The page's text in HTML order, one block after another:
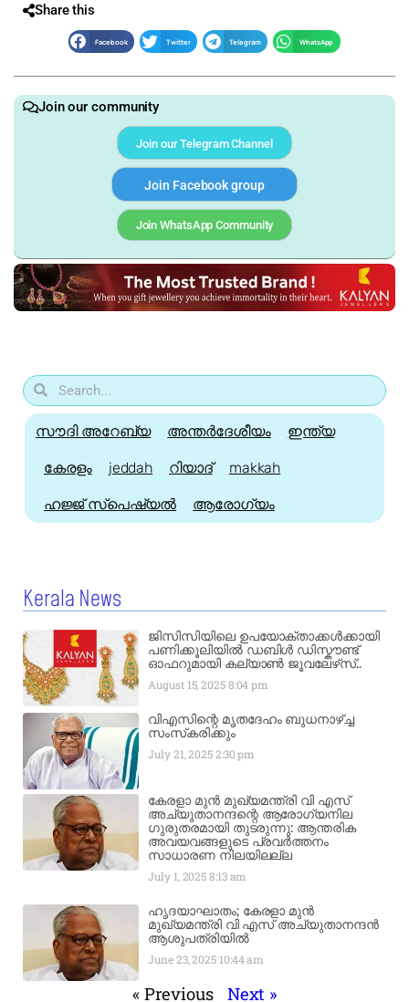
Share this
Facebook Twitter Telegram WhatsApp
Join our community
Join our Telegram Channel
Join Facebook group
Join WhatsApp Community
സൗദി അറേബ്യ അന്തർദേശീയം ഇന്ത്യ
കേരളം jeddah റിയാദ് makkah
ഹജ്ജ്‌ സ്പെഷ്യൽ ആരോഗ്യം
Kerala News
ജിസിസിയിലെ ഉപയോക്താക്കൾക്കായി
പണിക്കൂലിയിൽ ഡബിൾ ഡിസ്കൗണ്ട്
ഓഫറുമായി കല്യാൺ ജൂവലേഴ്‌സ്..
August 15, 20258:04 pm
വിഎസിന്റെ മൃതദേഹം ബുധനാഴ്ച്ച
സംസ്‌കരിക്കും
July 21, 20252:30 pm
കേരളാ മുൻ മുഖ്യമന്ത്രി വി എസ്
അച്യുതാനന്ദന്റെ ആരോഗ്യനില
ഗുരുതരമായി തുടരുന്നു: ആന്തരിക
അവയവങ്ങളുടെ പ്രവർത്തനം
സാധാരണ നിലയിലല്ല
July 1, 20258:13 am
ഹൃദയാഘാതം; കേരളാ മുൻ
മുഖ്യമന്ത്രി വി എസ് അച്യുതാനന്ദൻ
ആശുപത്രിയിൽ
June 23, 2025 10:44 am
« Previous Next »